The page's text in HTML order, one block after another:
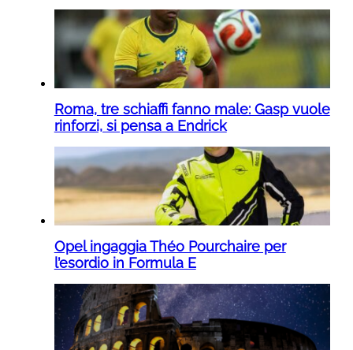
Roma, tre schiaffi fanno male: Gasp vuole
rinforzi, si pensa a Endrick
Opel ingaggia Théo Pourchaire per
l’esordio in Formula E